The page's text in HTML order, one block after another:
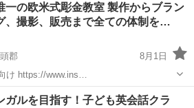
一の欧米式彫金教室 製作からブラン
、撮影、販売まで全ての体制を…
郡
8月1日
け https://www.ins…
リー Open
ガルを目指す！子ども英会話クラ